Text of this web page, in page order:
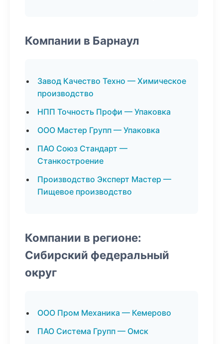
Компании в Барнаул
Завод Качество Техно — Химическое
производство
НПП Точность Профи — Упаковка
ООО Мастер Групп — Упаковка
ПАО Союз Стандарт —
Станкостроение
Производство Эксперт Мастер —
Пищевое производство
Компании в регионе:
Сибирский федеральный
округ
ООО Пром Механика — Кемерово
ПАО Система Групп — Омск